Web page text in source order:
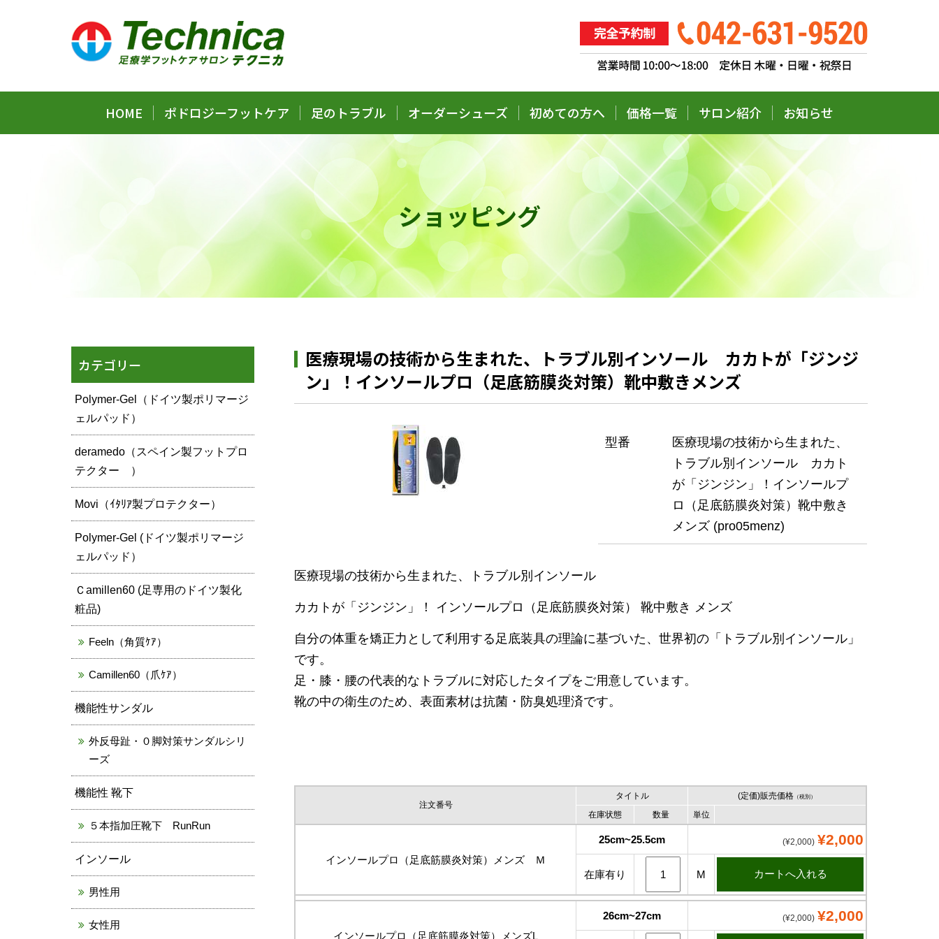
HOME ポドロジーフットケア 足のトラブル オーダーシューズ 初めての方へ 価格一覧 サロン紹介 お知らせ
ショッピング
医療現場の技術から生まれた、トラブル別インソール カカトが「ジンジ
ン」！インソールプロ（足底筋膜炎対策）靴中敷きメンズ
型番
医療現場の技術から生まれた、
トラブル別インソール カカト
が「ジンジン」！インソールプ
ロ（足底筋膜炎対策）靴中敷き
メンズ (pro05menz)
医療現場の技術から生まれた、トラブル別インソール
カカトが「ジンジン」！ インソールプロ（足底筋膜炎対策） 靴中敷き メンズ
自分の体重を矯正力として利用する足底装具の理論に基づいた、世界初の「トラブル別インソール」
です。
足・膝・腰の代表的なトラブルに対応したタイプをご用意しています。
靴の中の衛生のため、表面素材は抗菌・防臭処理済です。
注文番号
タイトル (定価)販売価格 （税別）
在庫状態 数量 単位
インソールプロ（足底筋膜炎対策）メンズ Ｍ
25cm~25.5cm (¥2,000) ¥2,000
在庫有り M
インソールプロ（足底筋膜炎対策）メンズL
26cm~27cm (¥2,000) ¥2,000
カテゴリー
Polymer-Gel（ドイツ製ポリマージ
ェルパッド）
deramedo（スペイン製フットプロ
テクター ）
Movi（ｲﾀﾘｱ製プロテクター）
Polymer-Gel (ドイツ製ポリマージ
ェルパッド）
Ｃamillen60 (足専用のドイツ製化
粧品)
Feeln（角質ｹｱ）
Camillen60（爪ｹｱ）
機能性サンダル
外反母趾・０脚対策サンダルシリ
ーズ
機能性 靴下
５本指加圧靴下 RunRun
インソール
男性用
女性用